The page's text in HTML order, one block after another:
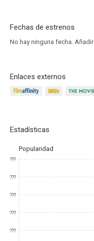
Fechas de estrenos
No hay ninguna fecha. Añadir
Enlaces externos
Estadísticas
Popularidad
???
???
???
???
???